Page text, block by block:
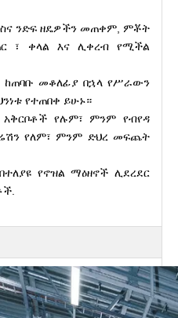
ንድፍ ዘዴዎችን መጠቀም, ምቾት
፣ ቀላል እና ሊቀረብ የሚችል
ከጠባቡ መቆለፊያ በኋላ የሥራውን
የተጠበቀ ይሁኑ።
የሉም፣ ምንም የብየዳ
የለም፣ ምንም ድህረ መፍጨት
የኖዝል ማዕዘኖች ሊደረደር